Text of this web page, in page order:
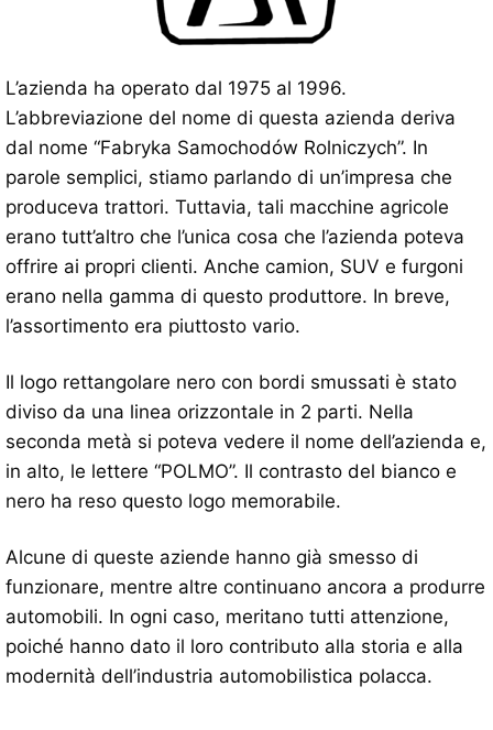
L’azienda ha operato dal 1975 al 1996.
L’abbreviazione del nome di questa azienda deriva
dal nome “Fabryka Samochodów Rolniczych”. In
parole semplici, stiamo parlando di un’impresa che
produceva trattori. Tuttavia, tali macchine agricole
erano tutt’altro che l’unica cosa che l’azienda poteva
offrire ai propri clienti. Anche camion, SUV e furgoni
erano nella gamma di questo produttore. In breve,
l’assortimento era piuttosto vario.
Il logo rettangolare nero con bordi smussati è stato
diviso da una linea orizzontale in 2 parti. Nella
seconda metà si poteva vedere il nome dell’azienda e,
in alto, le lettere “POLMO”. Il contrasto del bianco e
nero ha reso questo logo memorabile.
Alcune di queste aziende hanno già smesso di
funzionare, mentre altre continuano ancora a produrre
automobili. In ogni caso, meritano tutti attenzione,
poiché hanno dato il loro contributo alla storia e alla
modernità dell’industria automobilistica polacca.